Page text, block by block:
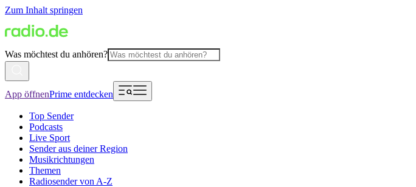
Zum Inhalt springen
Was möchtest du anhören?
App öffnenPrime entdecken
Top Sender
Podcasts
Live Sport
Sender aus deiner Region
Musikrichtungen
Themen
Radiosender von A-Z